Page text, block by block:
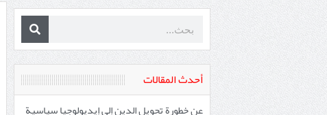
أحدث المقالات
عن خطورة تحويل الدين إلى إيديولوجيا سياسية